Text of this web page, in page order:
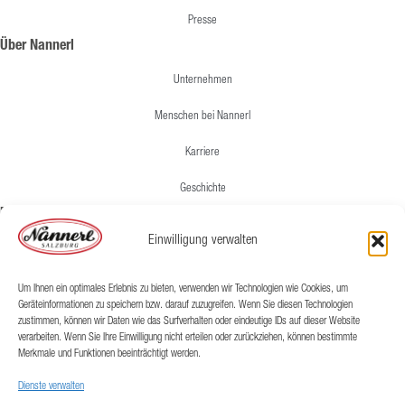
Einwilligung verwalten
Um Ihnen ein optimales Erlebnis zu bieten, verwenden wir Technologien wie Cookies, um
Geräteinformationen zu speichern bzw. darauf zuzugreifen. Wenn Sie diesen Technologien
zustimmen, können wir Daten wie das Surfverhalten oder eindeutige IDs auf dieser Website
verarbeiten. Wenn Sie Ihre Einwilligung nicht erteilen oder zurückziehen, können bestimmte
Merkmale und Funktionen beeinträchtigt werden.
Dienste verwalten
Presse
Über Nannerl
Unternehmen
Menschen bei Nannerl
Karriere
Geschichte
Rechtliches
Impressum
Lieferung & Versand
AGB
Datenschutz